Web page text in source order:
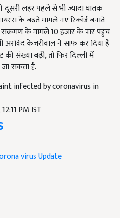
दूसरी लहर पहले से भी ज्यादा घातक
के बढ़ते मामले नए रिकॉर्ड बनाते
संक्रमण के मामले 10 हजार के पार पहुंच
केजरीवाल ने साफ कर दिया है
संख्या बढ़ी, तो फिर दिल्ली में
जा सकता है.
infected by coronavirus in
PM IST
virus Update